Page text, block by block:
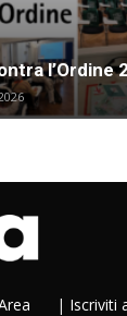
l’Ordine
| Iscriviti